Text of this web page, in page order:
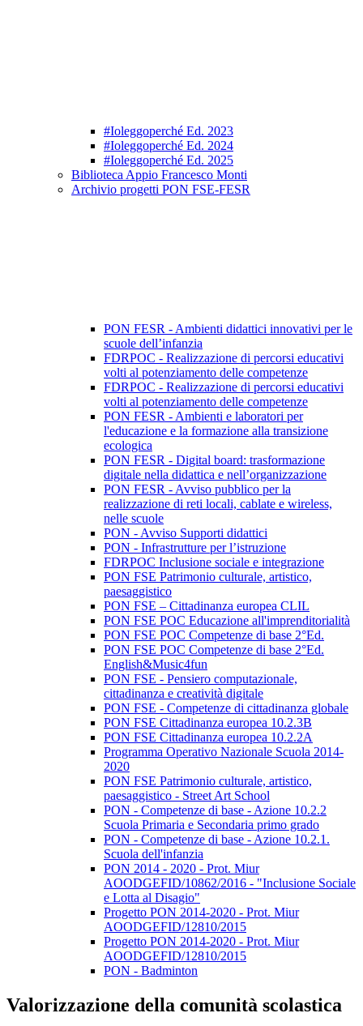
#Ioleggoperché Ed. 2023
#Ioleggoperché Ed. 2024
#Ioleggoperché Ed. 2025
Biblioteca Appio Francesco Monti
Archivio progetti PON FSE-FESR
PON FESR - Ambienti didattici innovativi per le
scuole dell’infanzia
FDRPOC - Realizzazione di percorsi educativi
volti al potenziamento delle competenze
FDRPOC - Realizzazione di percorsi educativi
volti al potenziamento delle competenze
PON FESR - Ambienti e laboratori per
l'educazione e la formazione alla transizione
ecologica
PON FESR - Digital board: trasformazione
digitale nella didattica e nell’organizzazione
PON FESR - Avviso pubblico per la
realizzazione di reti locali, cablate e wireless,
nelle scuole
PON - Avviso Supporti didattici
PON - Infrastrutture per l’istruzione
FDRPOC Inclusione sociale e integrazione
PON FSE Patrimonio culturale, artistico,
paesaggistico
PON FSE – Cittadinanza europea CLIL
PON FSE POC Educazione all'imprenditorialità
PON FSE POC Competenze di base 2°Ed.
PON FSE POC Competenze di base 2°Ed.
English&Music4fun
PON FSE - Pensiero computazionale,
cittadinanza e creatività digitale
PON FSE - Competenze di cittadinanza globale
PON FSE Cittadinanza europea 10.2.3B
PON FSE Cittadinanza europea 10.2.2A
Programma Operativo Nazionale Scuola 2014-
2020
PON FSE Patrimonio culturale, artistico,
paesaggistico - Street Art School
PON - Competenze di base - Azione 10.2.2
Scuola Primaria e Secondaria primo grado
PON - Competenze di base - Azione 10.2.1.
Scuola dell'infanzia
PON 2014 - 2020 - Prot. Miur
AOODGEFID/10862/2016 - "Inclusione Sociale
e Lotta al Disagio"
Progetto PON 2014-2020 - Prot. Miur
AOODGEFID/12810/2015
Progetto PON 2014-2020 - Prot. Miur
AOODGEFID/12810/2015
PON - Badminton
Valorizzazione della comunità scolastica